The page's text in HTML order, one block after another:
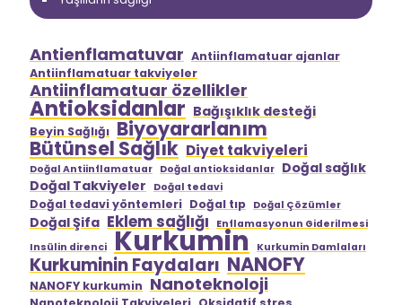
Antienflamatuvar Antiinflamatuar ajanlar
Antiinflamatuar takviyeler
Antiinflamatuar özellikler
Antioksidanlar Bağışıklık desteği
Beyin Sağlığı Biyoyararlanım
Bütünsel Sağlık Diyet takviyeleri
Doğal Antiinflamatuar Doğal antioksidanlar Doğal sağlık
Doğal Takviyeler
Doğal tedavi
Doğal tedavi yöntemleri Doğal tıp Doğal Çözümler
Doğal Şifa Eklem sağlığı
Enflamasyonun Giderilmesi
Insülin direnci Kurkumin Kurkumin Damlaları
Kurkuminin Faydaları NANOFY
NANOFY kurkumin Nanoteknoloji